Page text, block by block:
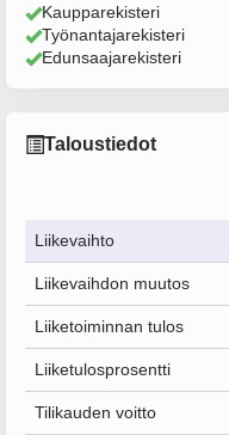
Kaupparekisteri
Työnantajarekisteri
Edunsaajarekisteri
Taloustiedot
Liikevaihto
Liikevaihdon muutos
Liiketoiminnan tulos
Liiketulosprosentti
Tilikauden voitto